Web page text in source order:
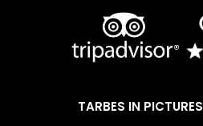
TARBES IN PICTURES